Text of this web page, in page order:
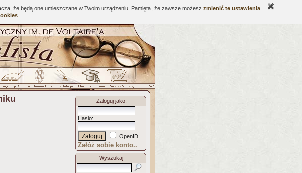
że będą one umieszczane w Twoim urządzeniu. Pamiętaj, że zawsze możesz zmienić te ustawienia
Zaloguj jako:
Hasło:
OpenID
Załóż sobie konto..
Wyszukaj